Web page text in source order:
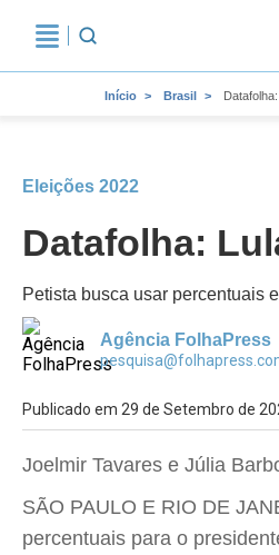
Início Brasil
Eleições 2022
Datafolha:
Petista busca usar percentuais
Agência FolhaPress
Publicado em 29 de Setembro de
Joelmir Tavares e Júlia
SÃO PAULO E RIO DE
percentuais para o